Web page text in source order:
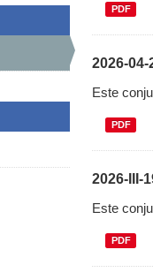
PDF
2026-
Este
PDF
2026-III-
Este
PDF